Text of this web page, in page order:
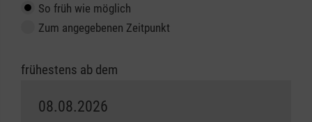
So früh wie möglich
Zum angegebenen Zeitpunkt
frühestens ab dem